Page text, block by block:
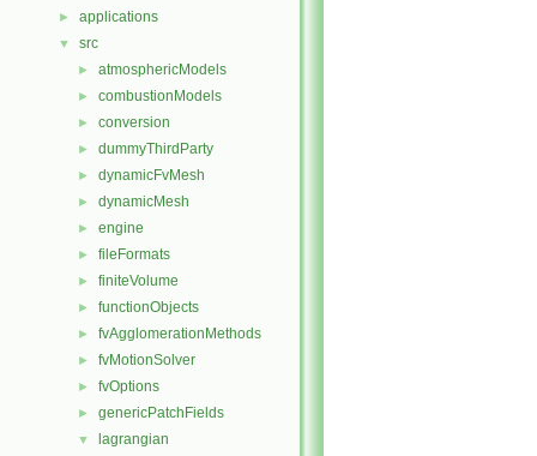
► applications
▼ src
► atmosphericModels
► combustionModels
► conversion
► dummyThirdParty
► dynamicFvMesh
► dynamicMesh
► engine
► fileFormats
► finiteVolume
► functionObjects
► fvAgglomerationMethods
► fvMotionSolver
► fvOptions
► genericPatchFields
▼ lagrangian